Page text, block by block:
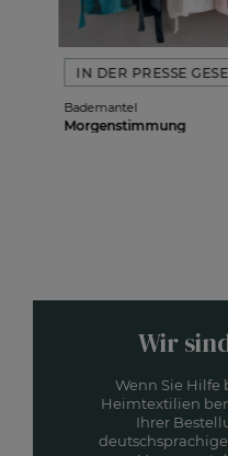
IN DER PRESSE
Bademantel
Morgenstimmung
Wir
Wenn Sie Hilfe
Heimtextilien
Ihrer